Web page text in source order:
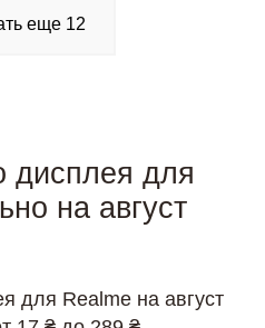
еще 12
дисплея для
на август
для Realme на август